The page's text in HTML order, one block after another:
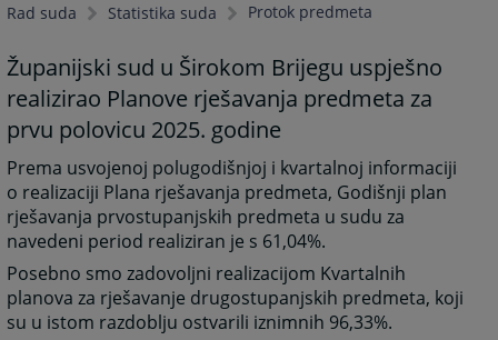
Rad suda Statistika suda Protok predmeta
Županijski sud u Širokom Brijegu uspješno
realizirao Planove rješavanja predmeta za
prvu polovicu 2025. godine
Prema usvojenoj polugodišnjoj i kvartalnoj informaciji
o realizaciji Plana rješavanja predmeta, Godišnji plan
rješavanja prvostupanjskih predmeta u sudu za
navedeni period realiziran je s 61,04%.
Posebno smo zadovoljni realizacijom Kvartalnih
planova za rješavanje drugostupanjskih predmeta, koji
su u istom razdoblju ostvarili iznimnih 96,33%.